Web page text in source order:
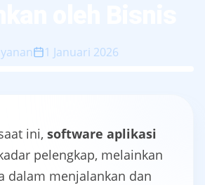
1 Januari 2026
ini, software aplikasi
pelengkap, melainkan
dalam menjalankan dan